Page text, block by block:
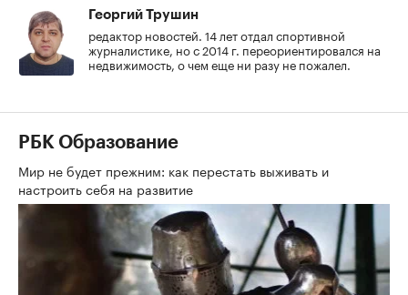
Георгий Трушин
редактор новостей. 14 лет отдал спортивной
журналистике, но с 2014 г. переориентировался на
недвижимость, о чем еще ни разу не пожалел.
РБК Образование
Мир не будет прежним: как перестать выживать и
настроить себя на развитие